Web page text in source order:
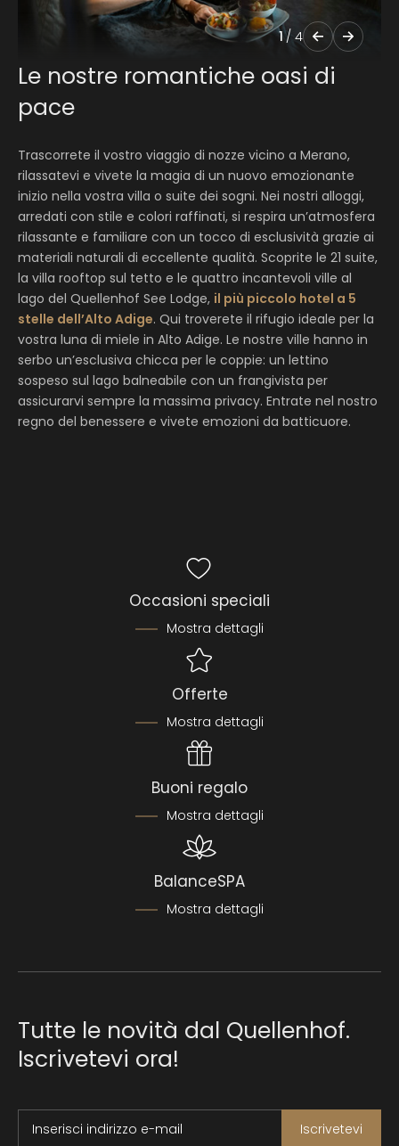
1 / 4
Le nostre romantiche oasi di
pace
Trascorrete il vostro viaggio di nozze vicino a Merano,
rilassatevi e vivete la magia di un nuovo emozionante
inizio nella vostra villa o suite dei sogni. Nei nostri alloggi,
arredati con stile e colori raffinati, si respira un’atmosfera
rilassante e familiare con un tocco di esclusività grazie ai
materiali naturali di eccellente qualità. Scoprite le 21 suite,
la villa rooftop sul tetto e le quattro incantevoli ville al
lago del Quellenhof See Lodge, il più piccolo hotel a 5
stelle dell’Alto Adige. Qui troverete il rifugio ideale per la
vostra luna di miele in Alto Adige. Le nostre ville hanno in
serbo un’esclusiva chicca per le coppie: un lettino
sospeso sul lago balneabile con un frangivista per
assicurarvi sempre la massima privacy. Entrate nel nostro
regno del benessere e vivete emozioni da batticuore.
Occasioni speciali
Mostra dettagli
Offerte
Mostra dettagli
Buoni regalo
Mostra dettagli
BalanceSPA
Mostra dettagli
Tutte le novità dal Quellenhof.
Iscrivetevi ora!
Inserisci indirizzo e-mail Iscrivetevi